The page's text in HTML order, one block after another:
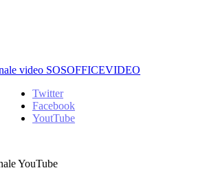
video SOSOFFICEVIDEO
Twitter
Facebook
YoutTube
YouTube